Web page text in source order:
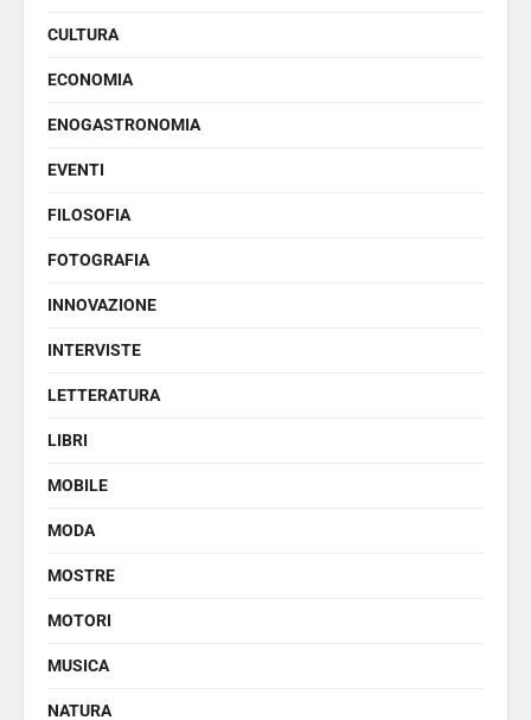
CULTURA
ECONOMIA
ENOGASTRONOMIA
EVENTI
FILOSOFIA
FOTOGRAFIA
INNOVAZIONE
INTERVISTE
LETTERATURA
LIBRI
MOBILE
MODA
MOSTRE
MOTORI
MUSICA
NATURA